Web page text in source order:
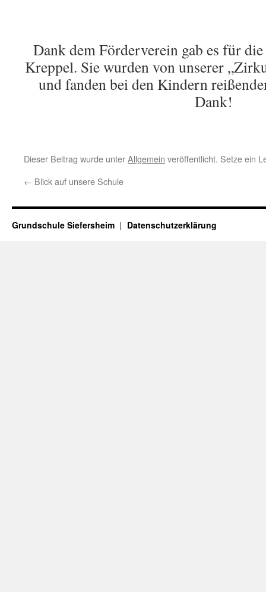
Dank dem Förderverein gab es für
Kreppel. Sie wurden von unserer
und fanden bei den Kindern
Dank!
Dieser Beitrag wurde unterAllgemein veröffentlicht. Setze ein
← Blick auf unsere Schule
Grundschule Siefersheim Datenschutzerklärung